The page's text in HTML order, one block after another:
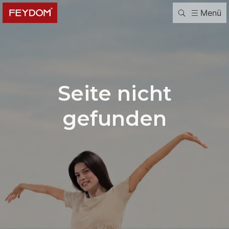
Menü
Seite nicht
gefunden